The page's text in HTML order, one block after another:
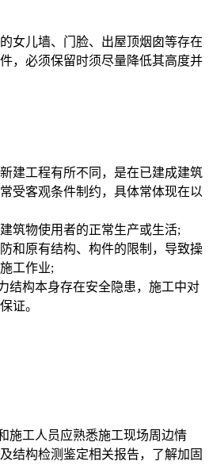
女儿墙、门脸、出屋顶烟囱等存在
，必须保留时须尽量降低其高度并
建工程有所不同，是在已建成建筑
受客观条件制约，具体常体现在以
筑物使用者的正常生产或生活;
和原有结构、构件的限制，导致操
工作业;
结构本身存在安全隐患，施工中对
证。
施工人员应熟悉施工现场周边情
结构检测鉴定相关报告，了解加固